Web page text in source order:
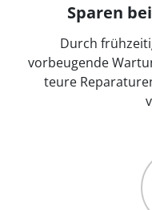
Sparen
Durch
vorbeugende
teure